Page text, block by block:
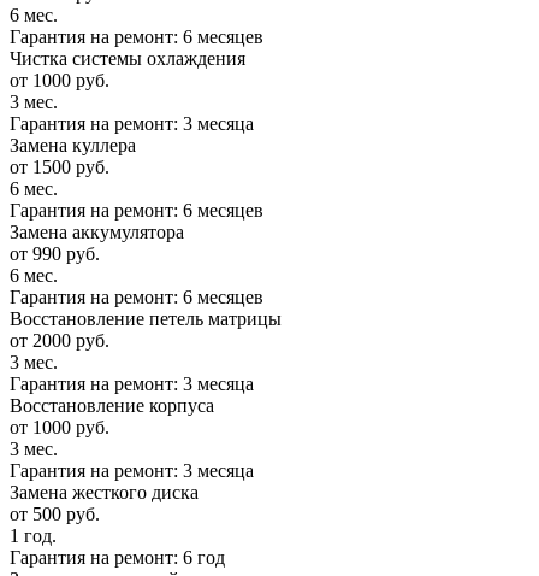
6 мес.
Гарантия на ремонт: 6 месяцев
Чистка системы охлаждения
от 1000 руб.
3 мес.
Гарантия на ремонт: 3 месяца
Замена куллера
от 1500 руб.
6 мес.
Гарантия на ремонт: 6 месяцев
Замена аккумулятора
от 990 руб.
6 мес.
Гарантия на ремонт: 6 месяцев
Восстановление петель матрицы
от 2000 руб.
3 мес.
Гарантия на ремонт: 3 месяца
Восстановление корпуса
от 1000 руб.
3 мес.
Гарантия на ремонт: 3 месяца
Замена жесткого диска
от 500 руб.
1 год.
Гарантия на ремонт: 6 год